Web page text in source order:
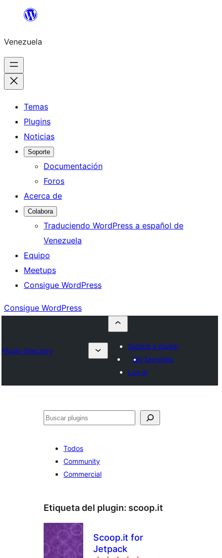
Saltar
contenido
Venezuela
Temas
Plugins
Noticias
Soporte
Documentación
Foros
Acerca de
Colabora
Traduciendo WordPress a español de
Venezuela
Equipo
Meetups
Consigue WordPress
Consigue WordPress
Plugin Directory
Submit a plugin
My favorites
Log in
Buscar
Todos
Community
Commercial
Etiqueta del plugin: scoop.it
Scoop.it for
Jetpack